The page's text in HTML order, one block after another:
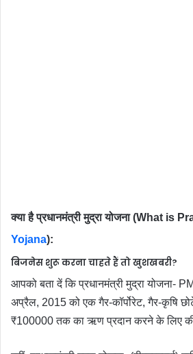
क्या है प्रधानमंत्री मुद्रा योजना (What is
Yojana):
बिजनेस शुरू करना चाहते हैं तो खुशखबरी?
आपको बता दें कि प्रधानमंत्री मुद्रा योजना-
अप्रैल, 2015 को एक गैर-कॉर्पोरेट, गैर-कृषि
₹100000 तक का ऋण प्रदान करने के लिए